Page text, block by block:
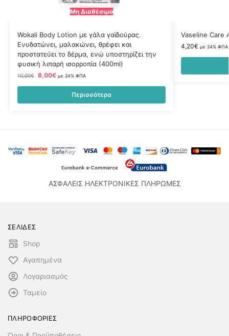
Μη Διαθέσιμο
Wokali Body Lotion με γάλα γαϊδούρας.
Ενυδατώνει, μαλακώνει, θρέφει και
προστατεύει το δέρμα, ενώ υποστηρίζει την
φυσική λιπαρή ισορροπία (400ml)
10,00€ 8,00€ με 24% ΦΠΑ
Περισσότερα
Vaseline Care
4,20€ με 24% ΦΠΑ
ΑΣΦΑΛΕΙΣ ΗΛΕΚΤΡΟΝΙΚΕΣ ΠΛΗΡΩΜΕΣ
ΣΕΛΙΔΕΣ
Shop
Αγαπημένα
Λογαριασμός
Ταμείο
ΠΛΗΡΟΦΟΡΙΕΣ